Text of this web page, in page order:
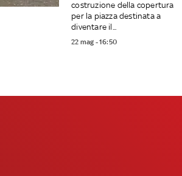
costruzione della copertura
per la piazza destinata a
diventare il...
22 mag - 16:50